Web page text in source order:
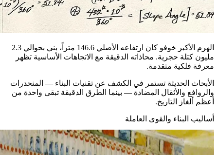
الهرم الأكبر خوفو كان ارتفاعه الأصلي 146.6 متراً، بني بحوالي 2.3
مليون كتلة حجرية. محاذاته الدقيقة مع الاتجاهات الأساسية تظهر
معرفة فلكية متقدمة.
الأبحاث الحديثة تستمر في الكشف عن تقنيات البناء — المنحدرات
والروافع والأثقال المضادة — بينما الطرق الدقيقة تبقى واحدة من
أعظم ألغاز التاريخ.
أساليب البناء والقوى العاملة